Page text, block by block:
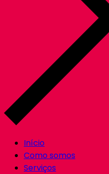
Início
Como somos
Serviços